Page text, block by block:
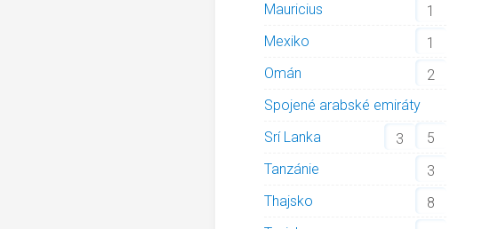
Mauricius
1
Mexiko
1
Omán
2
Spojené arabské emiráty
5
Srí Lanka
3
Tanzánie
3
Thajsko
8